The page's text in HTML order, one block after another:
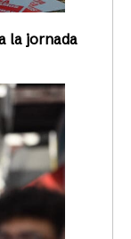
la jornada